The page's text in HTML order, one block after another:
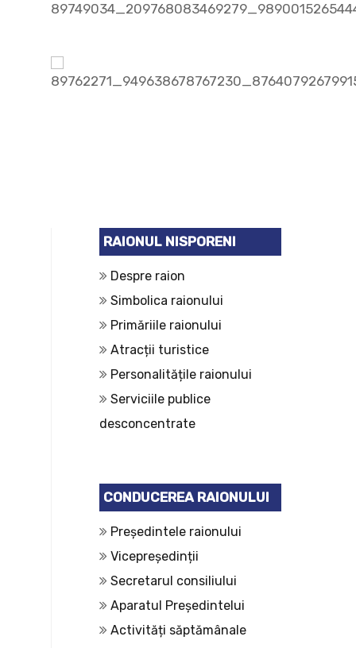
RAIONUL NISPORENI
Despre raion
Simbolica raionului
Primăriile raionului
Atracții turistice
Personalitățile raionului
Serviciile publice
desconcentrate
CONDUCEREA RAIONULUI
Președintele raionului
Vicepreședinții
Secretarul consiliului
Aparatul Președintelui
Activități săptămânale